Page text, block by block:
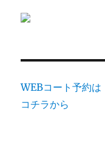
WEBコート予約は
コチラから